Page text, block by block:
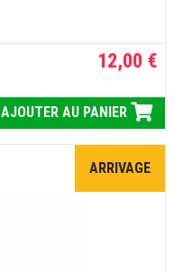
12,00 €
AJOUTER AU PANIER
ARRIVAGE